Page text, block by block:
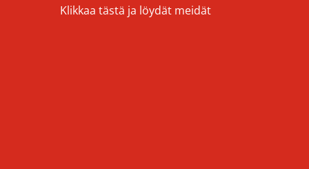
Klikkaa tästä ja löydät meidät